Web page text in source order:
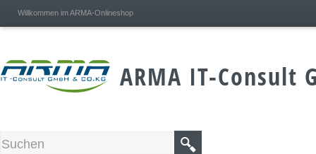
Willkommen im ARMA-Onlineshop
ARMA IT-Consult